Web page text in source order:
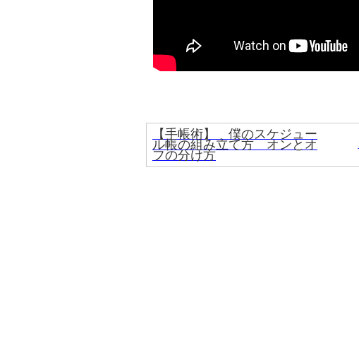
【手帳術】 僕のスケジュー
ル帳の組み立て方 オンとオ
フの分け方